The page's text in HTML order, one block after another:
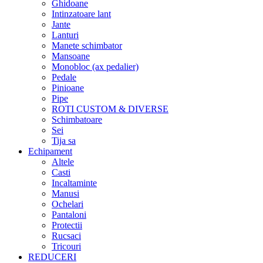
Ghidoane
Intinzatoare lant
Jante
Lanturi
Manete schimbator
Mansoane
Monobloc (ax pedalier)
Pedale
Pinioane
Pipe
ROTI CUSTOM & DIVERSE
Schimbatoare
Sei
Tija sa
Echipament
Altele
Casti
Incaltaminte
Manusi
Ochelari
Pantaloni
Protectii
Rucsaci
Tricouri
REDUCERI